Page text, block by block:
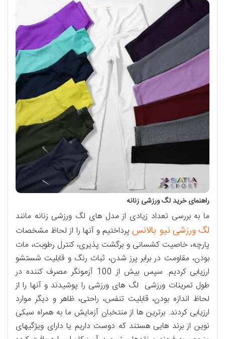
راهنمای خرید لگ ورزشی زنانه
ما به بررسی تعداد زیادی از مدل های لگ ورزشی زنانه مانند
لگ ورزشی نیو بالانسپرداختیم و آنها را از لحاظ مشخصات
پارچه، خاصیت کشسانی و برگشت پذیری، کنترل رطوبت، مات
بودن، مقاومت در برابر پرز شدن، ثبات رنگ و قابلیت شستشو
ارزیابی کردیم. سپس بیش از 100 آزمونگر مصرف کننده در
طول تمرینات ورزشی لگ های ورزشی را پوشیدند و آنها را از
لحاظ اندازه بودن، قابلیت تنفس، راحتی، ظاهر و دیگر موارد
ارزیابی کردند. برترین ها از منتخبان آزمایش ما به همراه سبکی
نوین از برند‌ هایی هستند که دوست داریم یا دارای ویژگیهای